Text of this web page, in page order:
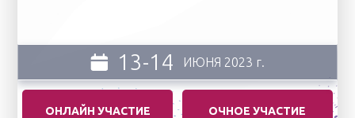
ОНЛАЙН УЧАСТИЕ ОЧНОЕ УЧАСТИЕ
13-14 ИЮНЯ 2023 г.